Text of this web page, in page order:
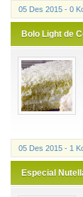
05 Des 2015 - 0
Bolo Light de
05 Des 2015 - 1
Especial